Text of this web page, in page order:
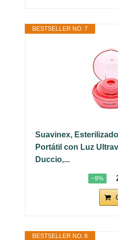
BESTSELLER NO. 7
Suavinex,
Portátil con Luz
Duccio,...
−9%
BESTSELLER NO. 8